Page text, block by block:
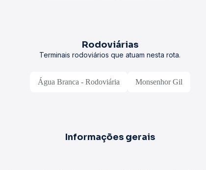
Rodoviárias
Terminais rodoviários que atuam nesta rota.
Água Branca - Rodoviária Monsenhor Gil
Informações gerais